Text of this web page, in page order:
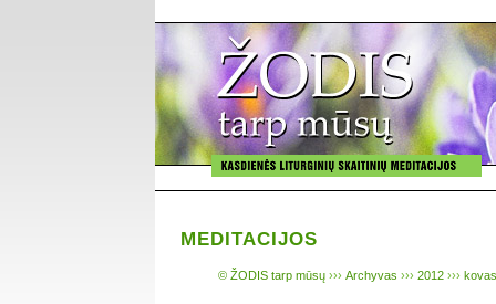
MEDITACIJOS
© ŽODIS tarp mūsų ››› Archyvas ››› 2012 ›››